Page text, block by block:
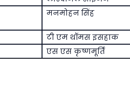
मनमोहन सिंह
टी एम थॉमस इसहाक
एस एस कृष्णमूर्ति